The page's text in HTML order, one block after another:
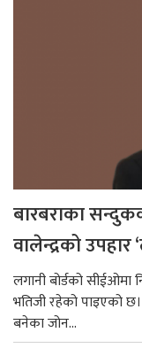
बारबराका
वालेन्द्रको उपहार
लगानी बोर्डको
भतिजी रहेको पाइएको
बनेका जोन...